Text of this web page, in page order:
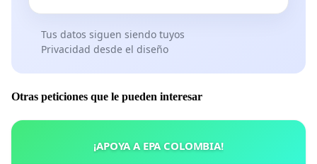
Tus datos siguen siendo tuyos
Privacidad desde el diseño
Otras peticiones que le pueden interesar
¡APOYA A EPA COLOMBIA!